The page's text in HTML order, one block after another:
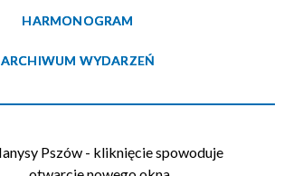
HARMONOGRAM
ARCHIWUM WYDARZEŃ